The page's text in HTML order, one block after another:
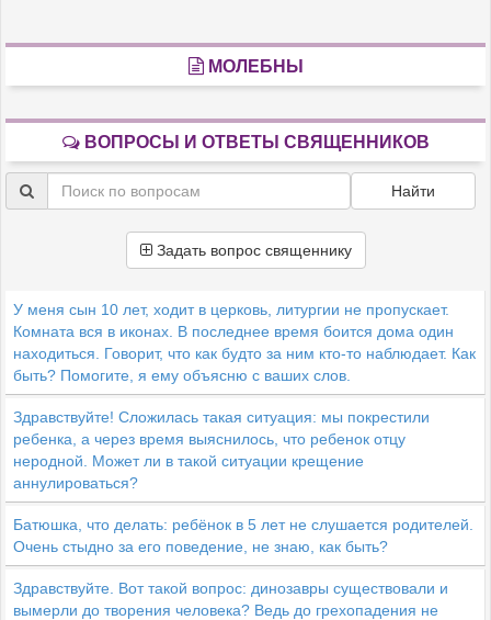
МОЛЕБНЫ
ВОПРОСЫ И ОТВЕТЫ СВЯЩЕННИКОВ
Найти
Задать вопрос священнику
У меня сын 10 лет, ходит в церковь, литургии не пропускает.
Комната вся в иконах. В последнее время боится дома один
находиться. Говорит, что как будто за ним кто-то наблюдает. Как
быть? Помогите, я ему объясню с ваших слов.
Здравствуйте! Сложилась такая ситуация: мы покрестили
ребенка, а через время выяснилось, что ребенок отцу
неродной. Может ли в такой ситуации крещение
аннулироваться?
Батюшка, что делать: ребёнок в 5 лет не слушается родителей.
Очень стыдно за его поведение, не знаю, как быть?
Здравствуйте. Вот такой вопрос: динозавры существовали и
вымерли до творения человека? Ведь до грехопадения не